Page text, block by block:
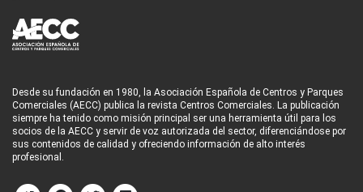
Desde su fundación en 1980, la Asociación Española de Centros y Parques
Comerciales (AECC) publica la revista Centros Comerciales. La publicación
siempre ha tenido como misión principal ser una herramienta útil para los
socios de la AECC y servir de voz autorizada del sector, diferenciándose por
sus contenidos de calidad y ofreciendo información de alto interés
profesional.